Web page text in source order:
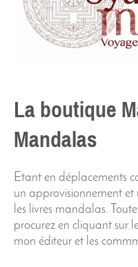
La boutique
Mandalas
Etant en déplacements
un approvisionnement et
les livres mandalas.
procurez en cliquant sur
mon éditeur et les